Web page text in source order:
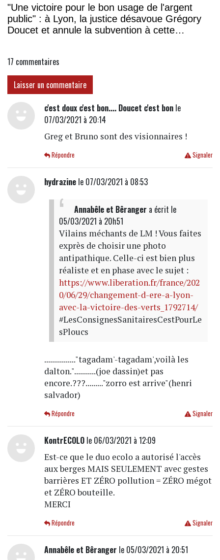
"Une victoire pour le bon usage de l'argent
public" : à Lyon, la justice désavoue Grégory
Doucet et annule la subvention à cette
17 commentaires
Laisser un commentaire
c'est doux c'est bon.... Doucet c'est bonle
07/03/2021 à 20:14
Greg et Bruno sont des visionnaires !
Signaler
Répondre
hydrazinele 07/03/2021 à 08:53
Annabêle et Bêranger a écrit le
05/03/2021 à 20h51
Vilains méchants de LM ! Vous faites
exprès de choisir une photo
antipathique. Celle-ci est bien plus
réaliste et en phase avec le sujet :
https://www.liberation.fr/france/202
0/06/29/changement-d-ere-a-lyon-
avec-la-victoire-des-verts_1792714/
#LesConsignesSanitairesCestPourLe
sPloucs
................"tagadam'-tagadam',voilà les
dalton."...........(joe dassin)et pas
encore.???........."zorro est arrive"(henri
salvador)
Signaler
Répondre
KontrECOLOle 06/03/2021 à 12:09
Est-ce que le duo ecolo a autorisé l'accès
aux berges MAIS SEULEMENT avec gestes
barrières ET ZÉRO pollution = ZÉRO mégot
et ZÉRO bouteille.
MERCI
Signaler
Répondre
Annabêle et Bêranger le 05/03/2021 à 20:51